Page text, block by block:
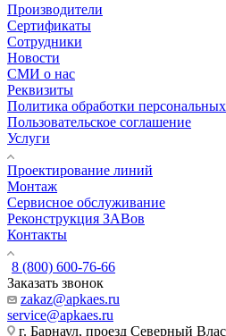
Производители
Сертификаты
Сотрудники
Новости
СМИ о нас
Реквизиты
Политика обработки
Пользовательское соглашение
Услуги
Проектирование линий
Монтаж
Сервисное обслуживание
Реконструкция ЗАВов
Контакты
8 (800) 600-76-66
Заказать звонок
zakaz@apkaes.ru
service@apkaes.ru
г. Барнаул, проезд Северный